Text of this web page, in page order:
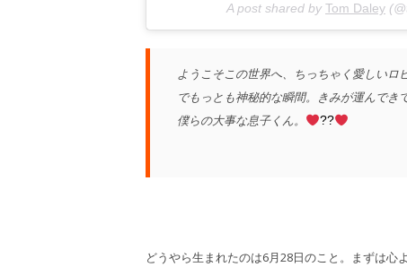
A post shared by Tom Daley
ようこそこの世界へ、ちっちゃく愛しいロ
でもっとも神秘的な瞬間。きみが運んで
僕らの大事な息子くん。
??
どうやら生まれたのは6月28日のこと。まずは心